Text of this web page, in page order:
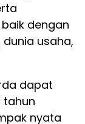
dengan
usaha,
dapat
tahun
nyata